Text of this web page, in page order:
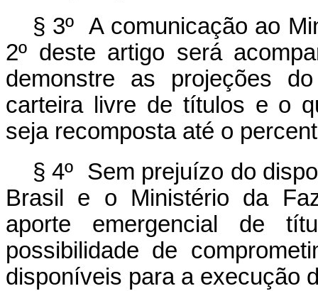
§ 3º A comunicação ao
2º deste artigo será
demonstre as projeções
carteira livre de títulos e o
seja recomposta até o
§ 4º Sem prejuízo do
Brasil e o Ministério da
aporte emergencial de
possibilidade de
disponíveis para a execução